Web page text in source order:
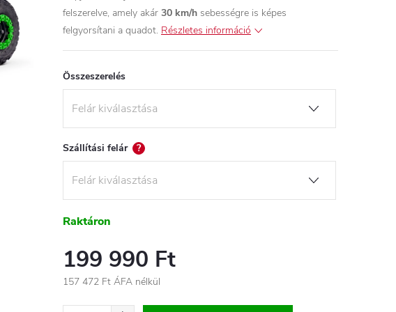
felszerelve, amely akár 30 km/h sebességre is képes
felgyorsítani a quadot. Részletes információ
Összeszerelés
Szállítási felár ?
Raktáron
199 990 Ft
157 472 Ft ÁFA nélkül